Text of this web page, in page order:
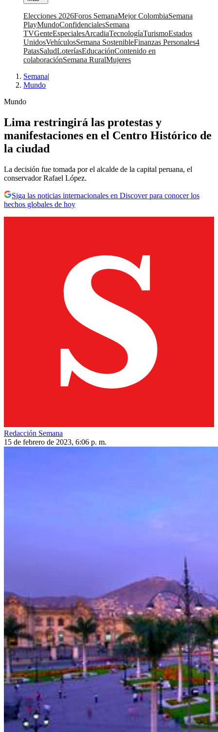
Elecciones 2026Foros SemanaMejor ColombiaSemana
PlayMundoConfidencialesSemana
TVGenteEspecialesArcadiaTecnologíaTurismoEstados
UnidosVehículosSemana SostenibleFinanzas Personales4
PatasSaludLoteríasEducaciónContenido en
colaboraciónSemana RuralMujeres
Semana|
Mundo
Mundo
Lima restringirá las protestas y
manifestaciones en el Centro Histórico de
la ciudad
La decisión fue tomada por el alcalde de la capital peruana, el
conservador Rafael López.
Siga las noticias internacionales en Discover para conocer los
hechos globales de hoy
Redacción Semana
15 de febrero de 2023, 6:06 p. m.